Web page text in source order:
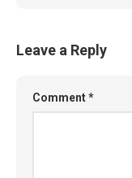
Leave a Reply
Comment*